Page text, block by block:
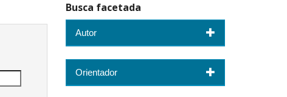
Busca facetada
Autor
Orientador